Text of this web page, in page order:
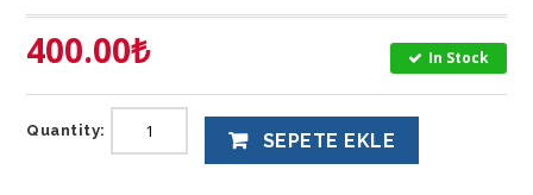
400.00₺ In Stock
Quantity: SEPETE EKLE